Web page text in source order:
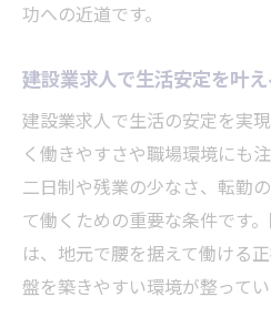
功への近道です。
建設業求人で生活安定を叶
建設業求人で生活の安定を実
く働きやすさや職場環境にも
二日制や残業の少なさ、転勤
て働くための重要な条件です
は、地元で腰を据えて働ける
盤を築きやすい環境が整ってい